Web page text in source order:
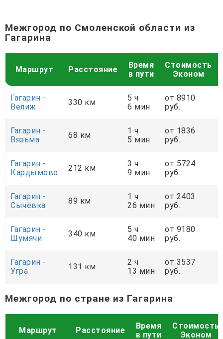
Межгород по Смоленской области из
Гагарина
Маршрут Расстояние
Время
в пути
Стоимость
Эконом
Гагарин -
Велиж
330 км
5 ч
6 мин
от 8910
руб.
Гагарин -
Вязьма
68 км
1 ч
5 мин
от 1836
руб.
Гагарин -
Кардымово
212 км
3 ч
9 мин
от 5724
руб.
Гагарин -
Сычёвка
89 км
1 ч
26 мин
от 2403
руб.
Гагарин -
Шумячи
340 км
5 ч
40 мин
от 9180
руб.
Гагарин -
Угра
131 км
2 ч
13 мин
от 3537
руб.
Межгород по стране из Гагарина
Маршрут Расстояние
Время
в пути
Стоимость
Эконом